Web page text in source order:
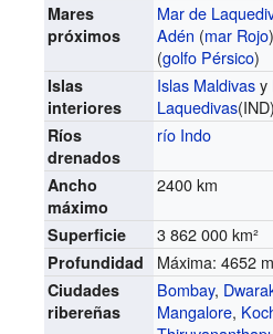
Mares
próximos
Mar de
Adén (mar Rojo
(golfo Pérsico)
Islas
interiores
Islas Maldivasy
Laquedivas(IND)
Ríos
drenados
río Indo
Ancho
máximo
2400 km
Superficie 3 862 000 km²
Profundidad Máxima: 4652 m
Ciudades
ribereñas
Bombay,
Mangalore,